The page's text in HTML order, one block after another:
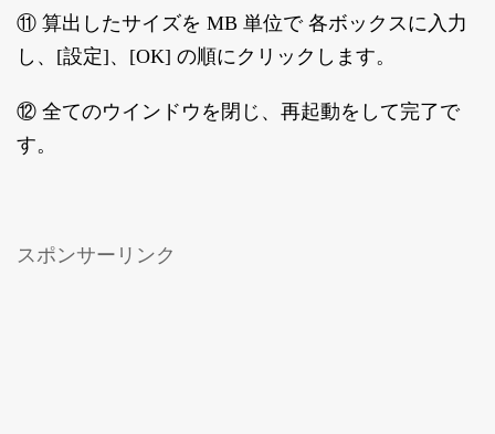
⑪ 算出したサイズを MB 単位で 各ボックスに入力
し、[設定]、[OK] の順にクリックします。
⑫ 全てのウインドウを閉じ、再起動をして完了で
す。
スポンサーリンク